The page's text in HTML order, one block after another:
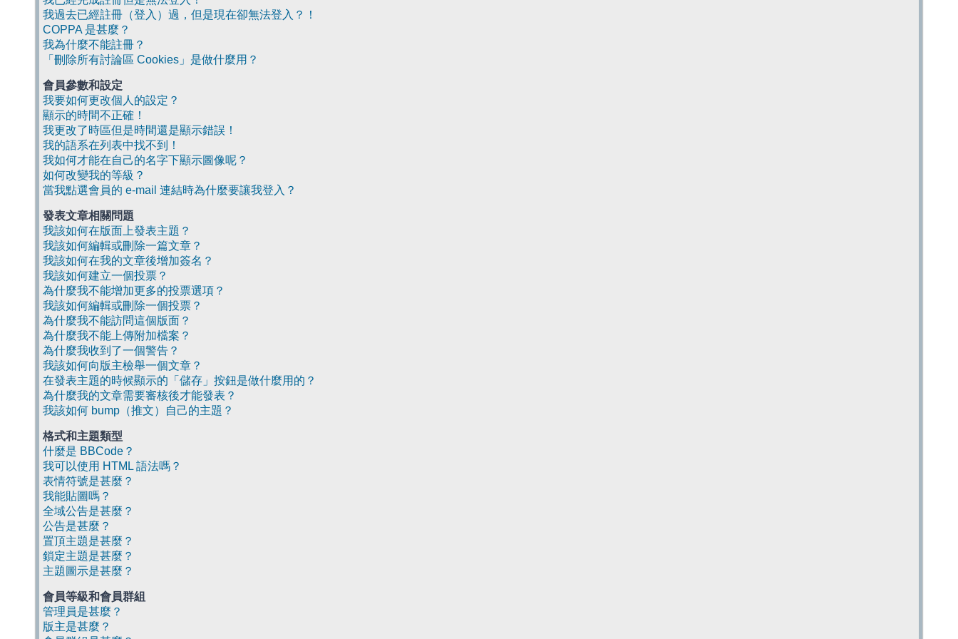
我過去已經註冊（登入）過，但是現在卻無法登入？！
COPPA 是甚麼？
我為什麼不能註冊？
「刪除所有討論區 Cookies」是做什麼用？
會員參數和設定
我要如何更改個人的設定？
顯示的時間不正確！
我更改了時區但是時間還是顯示錯誤！
我的語系在列表中找不到！
我如何才能在自己的名字下顯示圖像呢？
如何改變我的等級？
當我點選會員的 e-mail 連結時為什麼要讓我登入？
發表文章相關問題
我該如何在版面上發表主題？
我該如何編輯或刪除一篇文章？
我該如何在我的文章後增加簽名？
我該如何建立一個投票？
為什麼我不能增加更多的投票選項？
我該如何編輯或刪除一個投票？
為什麼我不能訪問這個版面？
為什麼我不能上傳附加檔案？
為什麼我收到了一個警告？
我該如何向版主檢舉一個文章？
在發表主題的時候顯示的「儲存」按鈕是做什麼用的？
為什麼我的文章需要審核後才能發表？
我該如何 bump（推文）自己的主題？
格式和主題類型
什麼是 BBCode？
我可以使用 HTML 語法嗎？
表情符號是甚麼？
我能貼圖嗎？
全域公告是甚麼？
公告是甚麼？
置頂主題是甚麼？
鎖定主題是甚麼？
主題圖示是甚麼？
會員等級和會員群組
管理員是甚麼？
版主是甚麼？